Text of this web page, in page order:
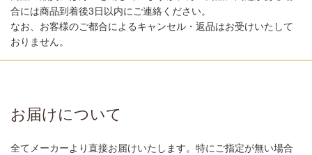
合には商品到着後3日以内にご連絡ください。
なお、お客様のご都合によるキャンセル・返品はお受けいたして
おりません。
お届けについて
全てメーカーより直接お届けいたします。特にご指定が無い場合